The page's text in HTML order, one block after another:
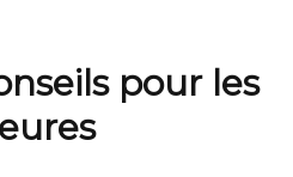
pour les